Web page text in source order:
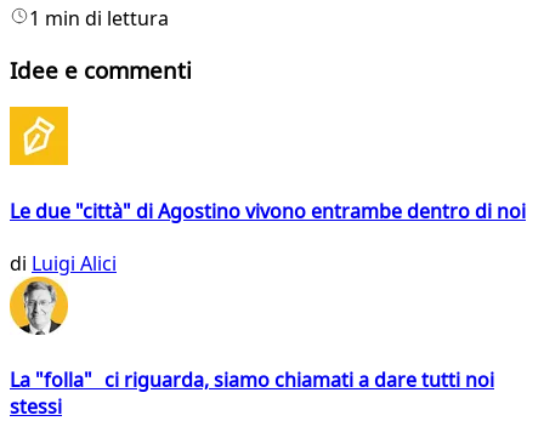
1 min di lettura
Idee e commenti
Le due "città" di Agostino vivono entrambe dentro di noi
di Luigi Alici
La "folla" ci riguarda, siamo chiamati a dare tutti noi
stessi